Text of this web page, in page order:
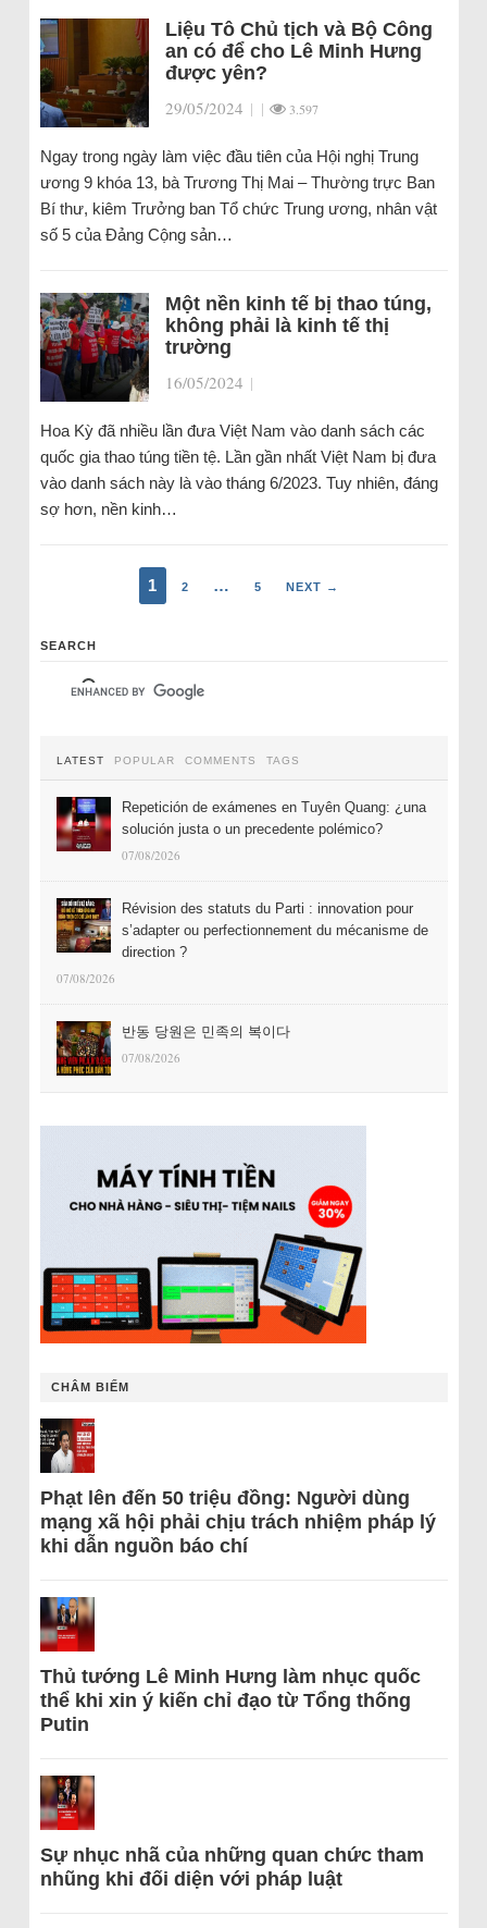
Liệu Tô Chủ tịch và Bộ Công
an có để cho Lê Minh Hưng
được yên?
29/05/2024 | | 3.597
Ngay trong ngày làm việc đầu tiên của Hội nghị Trung
ương 9 khóa 13, bà Trương Thị Mai – Thường trực Ban
Bí thư, kiêm Trưởng ban Tổ chức Trung ương, nhân vật
số 5 của Đảng Cộng sản…
Một nền kinh tế bị thao túng,
không phải là kinh tế thị
trường
16/05/2024 |
Hoa Kỳ đã nhiều lần đưa Việt Nam vào danh sách các
quốc gia thao túng tiền tệ. Lần gần nhất Việt Nam bị đưa
vào danh sách này là vào tháng 6/2023. Tuy nhiên, đáng
sợ hơn, nền kinh…
1 2 … 5 NEXT →
SEARCH
LATEST POPULAR COMMENTS TAGS
Repetición de exámenes en Tuyên Quang: ¿una
solución justa o un precedente polémico?
07/08/2026
Révision des statuts du Parti : innovation pour
s’adapter ou perfectionnement du mécanisme de
direction ?
07/08/2026
반동 당원은 민족의 복이다
07/08/2026
CHÂM BIẾM
Phạt lên đến 50 triệu đồng: Người dùng
mạng xã hội phải chịu trách nhiệm pháp lý
khi dẫn nguồn báo chí
Thủ tướng Lê Minh Hưng làm nhục quốc
thể khi xin ý kiến chỉ đạo từ Tổng thống
Putin
Sự nhục nhã của những quan chức tham
nhũng khi đối diện với pháp luật